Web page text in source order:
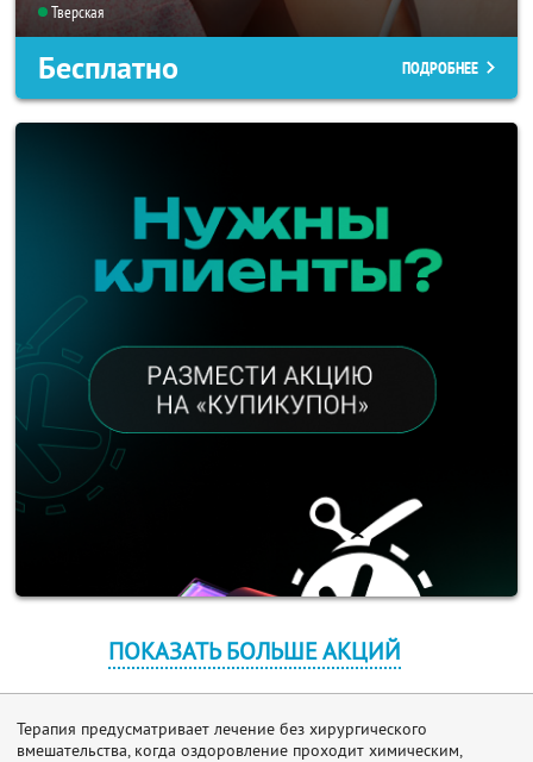
Тверская
Бесплатно ПОДРОБНЕЕ
ПОКАЗАТЬ БОЛЬШЕ АКЦИЙ
Терапия предусматривает лечение без хирургического
вмешательства, когда оздоровление проходит химическим,